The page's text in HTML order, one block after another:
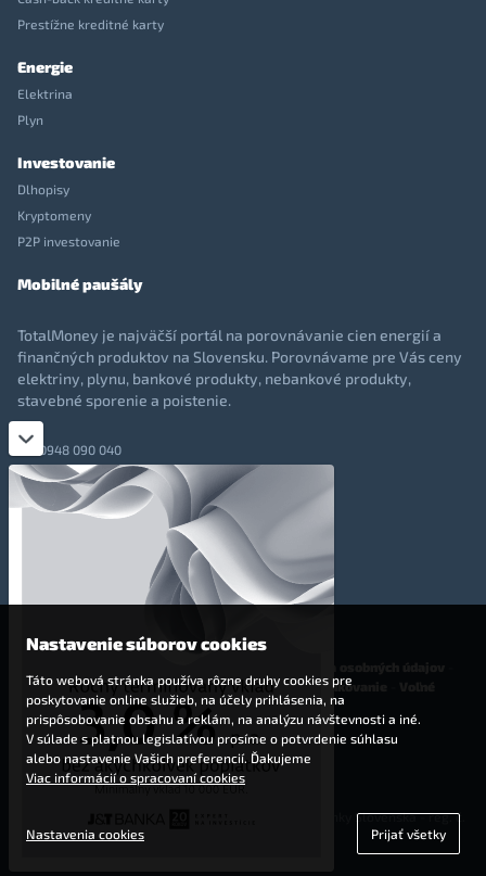
Prestížne kreditné karty
Energie
Elektrina
Plyn
Investovanie
Dlhopisy
Kryptomeny
P2P investovanie
Mobilné paušály
TotalMoney je najväčší portál na porovnávanie cien energií a
finančných produktov na Slovensku. Porovnávame pre Vás ceny
elektriny, plynu, bankové produkty, nebankové produkty,
stavebné sporenie a poistenie.
0948 090 040
+421 948 090 051
info@totalmoney.sk
Levočská 866, Poprad, 058 01
Cookies-Nastavenia cookies -Finančné sprostredkovanie
pracovné miesta
Affiliate - partnerský program
(samostatný finančný agent, povolenie Národnej banky Slovenska - reg. č.
127292)
Nastavenie súborov cookies
Táto webová stránka používa rôzne druhy cookies pre
poskytovanie online služieb, na účely prihlásenia, na
prispôsobovanie obsahu a reklám, na analýzu návštevnosti a iné.
V súlade s platnou legislatívou prosíme o potvrdenie súhlasu
alebo nastavenie Vašich preferencií. Ďakujeme
Viac informácií o spracovaní cookies
Nastavenia cookies Prijať všetky